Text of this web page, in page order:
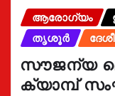
ആരോഗ്യം
തൃശൂർ
സൗജന്യ
ക്യാമ്പ്